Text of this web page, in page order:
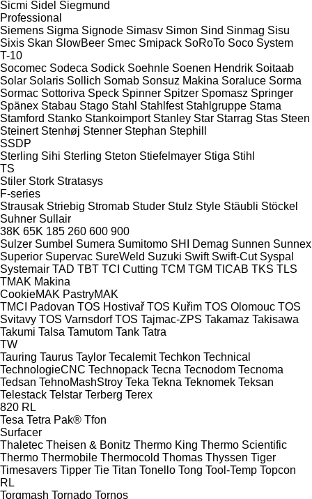
Sicmi Sidel Siegmund
Professional
Siemens Sigma Signode Simasv Simon Sind Sinmag Sisu
Sixis Skan SlowBeer Smec Smipack SoRoTo Soco System
T-10
Socomec Sodeca Sodick Soehnle Soenen Hendrik Soitaab
Solar Solaris Sollich Somab Sonsuz Makina Soraluce Sorma
Sormac Sottoriva Speck Spinner Spitzer Spomasz Springer
Spänex Stabau Stago Stahl Stahlfest Stahlgruppe Stama
Stamford Stanko Stankoimport Stanley Star Starrag Stas Steen
Steinert Stenhøj Stenner Stephan Stephill
SSDP
Sterling Sihi Sterling Steton Stiefelmayer Stiga Stihl
TS
Stiler Stork Stratasys
F-series
Strausak Striebig Stromab Studer Stulz Style Stäubli Stöckel
Suhner Sullair
38K 65K 185 260 600 900
Sulzer Sumbel Sumera Sumitomo SHI Demag Sunnen Sunnex
Superior Supervac SureWeld Suzuki Swift Swift-Cut Syspal
Systemair TAD TBT TCI Cutting TCM TGM TICAB TKS TLS
TMAK Makina
CookieMAK PastryMAK
TMCI Padovan TOS Hostivař TOS Kuřim TOS Olomouc TOS
Svitavy TOS Varnsdorf TOS Tajmac-ZPS Takamaz Takisawa
Takumi Talsa Tamutom Tank Tatra
TW
Tauring Taurus Taylor Tecalemit Techkon Technical
TechnologieCNC Technopack Tecna Tecnodom Tecnoma
Tedsan TehnoMashStroy Teka Tekna Teknomek Teksan
Telestack Telstar Terberg Terex
820 RL
Tesa Tetra Pak® Tfon
Surfacer
Thaletec Theisen & Bonitz Thermo King Thermo Scientific
Thermo Thermobile Thermocold Thomas Thyssen Tiger
Timesavers Tipper Tie Titan Tonello Tong Tool-Temp Topcon
RL
Torgmash Tornado Tornos